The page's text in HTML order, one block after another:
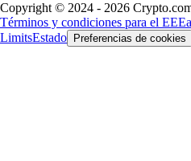
Copyright © 2024 - 2026
Términos y condiciones para el EEE
LimitsEstado Preferencias de cookies